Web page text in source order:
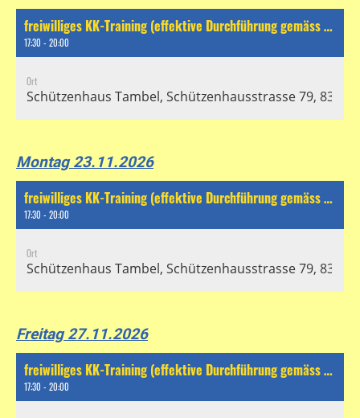
freiwilliges KK-Training (effektive Durchführung gemäss separatem Chat)
17:30 - 20:00
Ort
Schützenhaus Tambel, Schützenhausstrasse 79, 8304
Montag 23.11.2026
freiwilliges KK-Training (effektive Durchführung gemäss separatem Chat)
17:30 - 20:00
Ort
Schützenhaus Tambel, Schützenhausstrasse 79, 8304
Freitag 27.11.2026
freiwilliges KK-Training (effektive Durchführung gemäss separatem Chat)
17:30 - 20:00